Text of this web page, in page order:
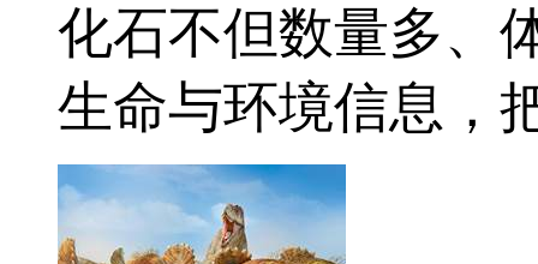
化石不但数量多、
生命与环境信息，